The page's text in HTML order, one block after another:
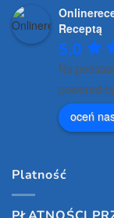
Receptą
5.0
Na
powered
oceń
Platność